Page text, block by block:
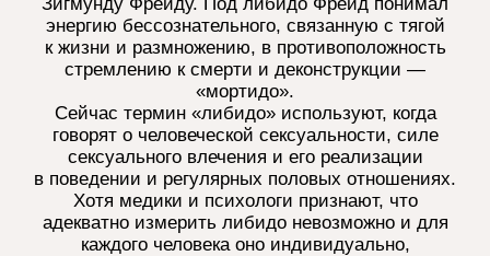
Улучшение
отношений
-открытое общение с партнёром
-работа с конфликтами
и эмоциональная близость
-новые совместные впечатления